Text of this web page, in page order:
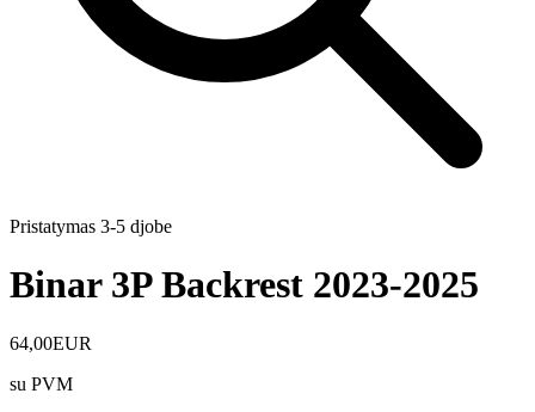
Pristatymas 3-5 djobe
Binar 3P Backrest 2023-2025
64,00EUR
su PVM